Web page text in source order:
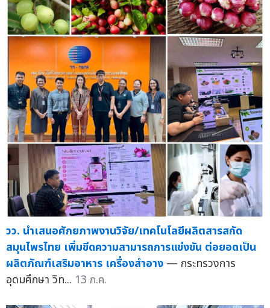
วว. นำเสนอศักยภาพงานวิจัย/เทคโนโลยีผลิตสารสกัด
สมุนไพรไทย เพิ่มขีดความสามารถการแข่งขัน ต่อยอดเป็น
ผลิตภัณฑ์เสริมอาหาร เครื่องสำอาง — กระทรวงการ
อุดมศึกษา วิท... 13 ก.ค.